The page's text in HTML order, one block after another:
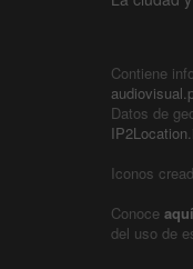
Contiene
Datos de
Iconos
Conoce aquí
del uso de